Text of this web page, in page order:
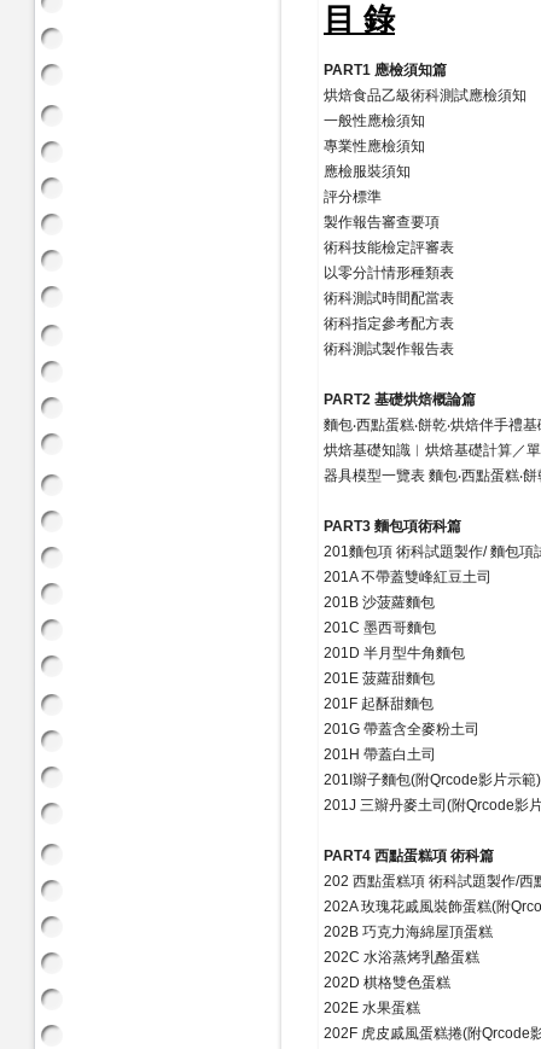
目 錄
PART1 應檢須知篇
烘焙食品乙級術科測試應檢須知
一般性應檢須知
專業性應檢須知
應檢服裝須知
評分標準
製作報告審查要項
術科技能檢定評審表
以零分計情形種類表
術科測試時間配當表
術科指定參考配方表
術科測試製作報告表
PART2 基礎烘焙概論篇
麵包‧西點蛋糕‧餅乾‧烘焙伴手禮
烘焙基礎知識︱烘焙基礎計算／
器具模型一覽表 麵包‧西點蛋糕‧
PART3 麵包項術科篇
201麵包項 術科試題製作/ 麵包項
201A 不帶蓋雙峰紅豆土司
201B 沙菠蘿麵包
201C 墨西哥麵包
201D 半月型牛角麵包
201E 菠蘿甜麵包
201F 起酥甜麵包
201G 帶蓋含全麥粉土司
201H 帶蓋白土司
201I辮子麵包(附Qrcode影片示範)
201J 三辮丹麥土司(附Qrcode影
PART4 西點蛋糕項 術科篇
202 西點蛋糕項 術科試題製作/西
202A 玫瑰花戚風裝飾蛋糕(附
202B 巧克力海綿屋頂蛋糕
202C 水浴蒸烤乳酪蛋糕
202D 棋格雙色蛋糕
202E 水果蛋糕
202F 虎皮戚風蛋糕捲(附Qrcode